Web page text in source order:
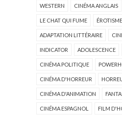
WESTERN CINÉMA ANGLAIS
LE CHAT QUI FUME ÉROTISME
ADAPTATION LITTÉRAIRE
INDICATOR ADOLESCENCE
CINÉMA POLITIQUE
CINÉMA D'HORREUR
CINÉMA D'ANIMATION
CINÉMA ESPAGNOL FILM